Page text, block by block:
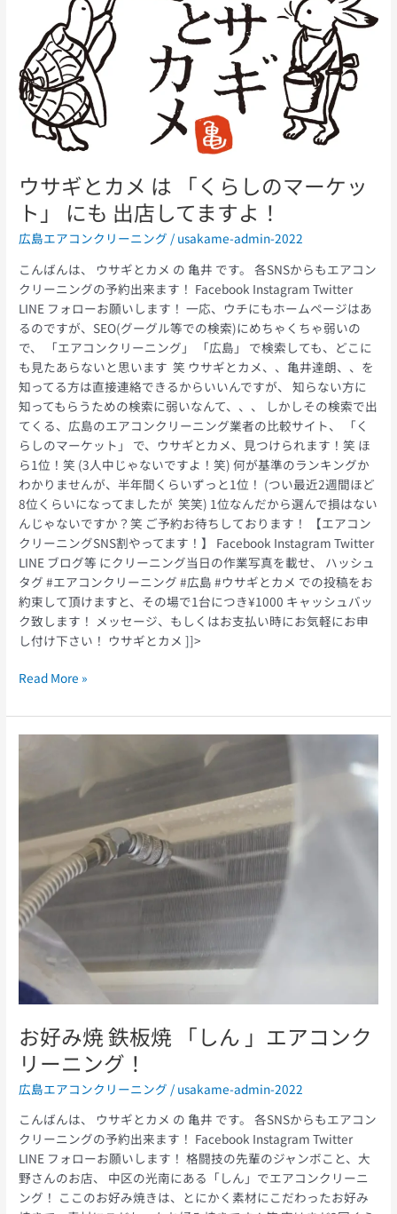
ウサギとカメ は 「くらしのマーケッ
ト」 にも 出店してますよ！
広島エアコンクリーニング / usakame-admin-2022
こんばんは、 ウサギとカメ の 亀井 です。 各SNSからもエアコン
クリーニングの予約出来ます！ Facebook Instagram Twitter
LINE フォローお願いします！ 一応、ウチにもホームページはあ
るのですが、SEO(グーグル等での検索)にめちゃくちゃ弱いの
で、 「エアコンクリーニング」 「広島」 で検索しても、どこに
も見たあらないと思います 笑 ウサギとカメ、、亀井達朗、、を
知ってる方は直接連絡できるからいいんですが、 知らない方に
知ってもらうための検索に弱いなんて、、、 しかしその検索で出
てくる、広島のエアコンクリーニング業者の比較サイト、 「く
らしのマーケット」 で、ウサギとカメ、見つけられます！笑 ほ
ら1位！笑 (3人中じゃないですよ！笑) 何が基準のランキングか
わかりませんが、半年間くらいずっと1位！ (つい最近2週間ほど
8位くらいになってましたが 笑笑) 1位なんだから選んで損はない
んじゃないですか？笑 ご予約お待ちしております！ 【エアコン
クリーニングSNS割やってます！】 Facebook Instagram Twitter
LINE ブログ等 にクリーニング当日の作業写真を載せ、 ハッシュ
タグ #エアコンクリーニング #広島 #ウサギとカメ での投稿をお
約束して頂けますと、その場で1台につき¥1000 キャッシュバッ
ク致します！ メッセージ、もしくはお支払い時にお気軽にお申
し付け下さい！ ウサギとカメ ]]>
は
「く
ら
ー
ケ
ッ
ト」
に
も
出
店
し
て
ま
す
よ！
Read More »
お好み焼 鉄板焼 「しん 」エアコンク
リーニング！
広島エアコンクリーニング / usakame-admin-2022
こんばんは、 ウサギとカメ の 亀井 です。 各SNSからもエアコン
クリーニングの予約出来ます！ Facebook Instagram Twitter
LINE フォローお願いします！ 格闘技の先輩のジャンボこと、大
野さんのお店、 中区の光南にある「しん」でエアコンクリーニ
ング！ ここのお好み焼きは、とにかく素材にこだわったお好み
焼
板
「し
ん
」
エ
コ
リ
ー
ニ
ン
グ！